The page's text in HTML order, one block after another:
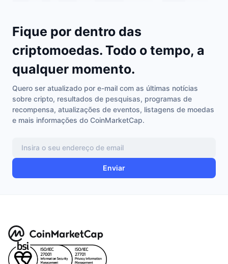
Fique por dentro das
criptomoedas. Todo o tempo, a
qualquer momento.
Quero ser atualizado por e-mail com as últimas notícias
sobre cripto, resultados de pesquisas, programas de
recompensa, atualizações de eventos, listagens de moedas
e mais informações do CoinMarketCap.
Enviar